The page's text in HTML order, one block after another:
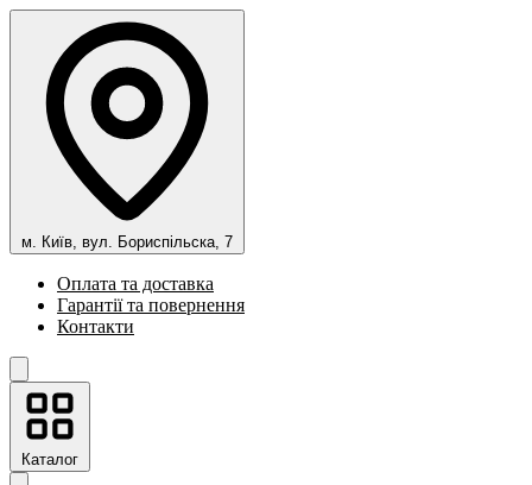
м. Київ, вул. Бориспільска, 7
Оплата та доставка
Гарантії та повернення
Контакти
Каталог